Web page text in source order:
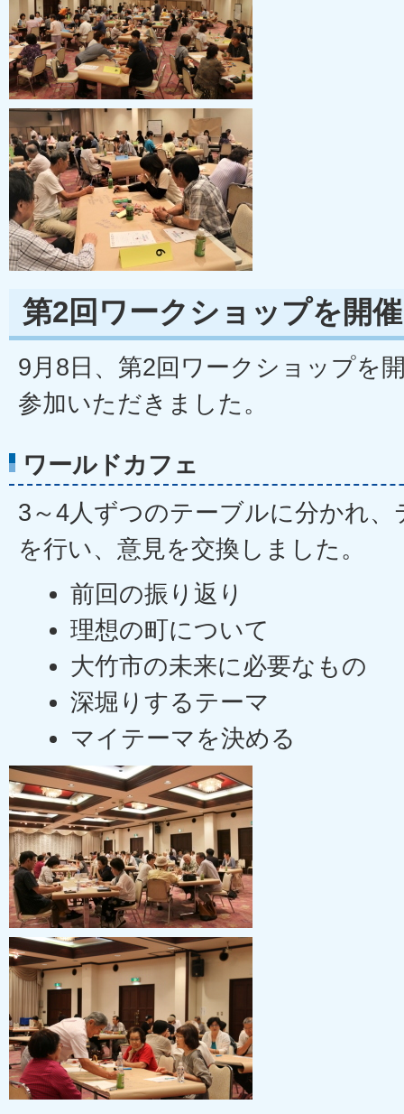
第2回ワークショップを開
9月8日、第2回ワークショップを
参加いただきました。
ワールドカフェ
3～4人ずつのテーブルに分かれ
を行い、意見を交換しました。
前回の振り返り
理想の町について
大竹市の未来に必要なもの
深堀りするテーマ
マイテーマを決める